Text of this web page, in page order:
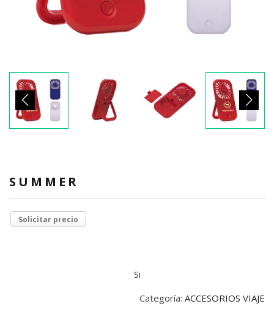
SUMMER
Solicitar precio
Si
Categoría: ACCESORIOS VIAJE